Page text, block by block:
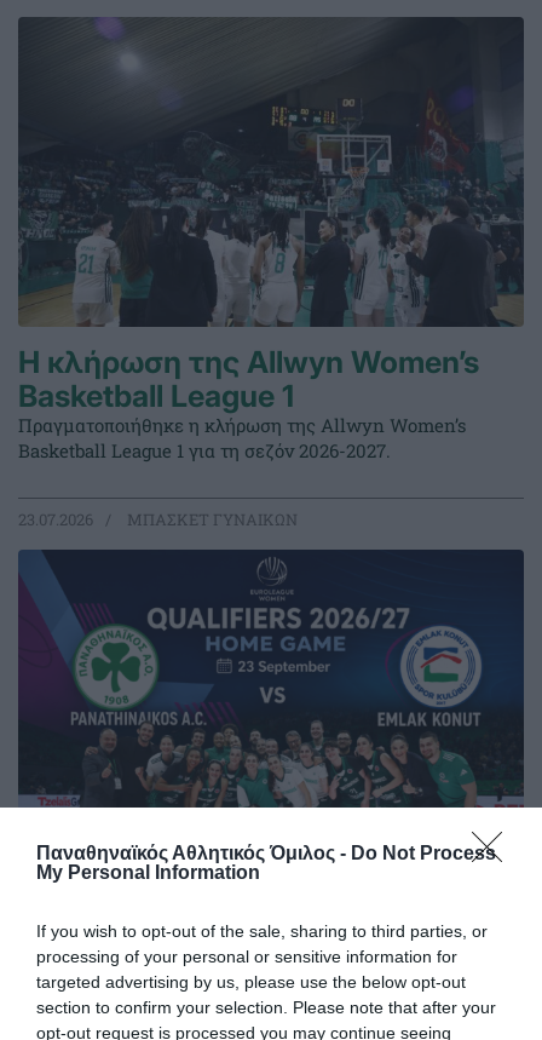
Παναθηναϊκός Αθλητικός Όμιλος - Do Not Process
My Personal Information
If you wish to opt-out of the sale, sharing to third parties, or
processing of your personal or sensitive information for
targeted advertising by us, please use the below opt-out
section to confirm your selection. Please note that after your
opt-out request is processed you may continue seeing
Η κλήρωση της Allwyn Women’s
Basketball League 1
Πραγματοποιήθηκε η κλήρωση της Allwyn Women’s
Basketball League 1 για τη σεζόν 2026-2027.
23.07.2026 ΜΠΑΣΚΕΤ ΓΥΝΑΙΚΩΝ
Η κλήρωση της EuroLeague
Women
Ο Παναθηναϊκός έμαθε το μονοπάτι του για την πρόκριση
στους ομίλους της EuroLeague.